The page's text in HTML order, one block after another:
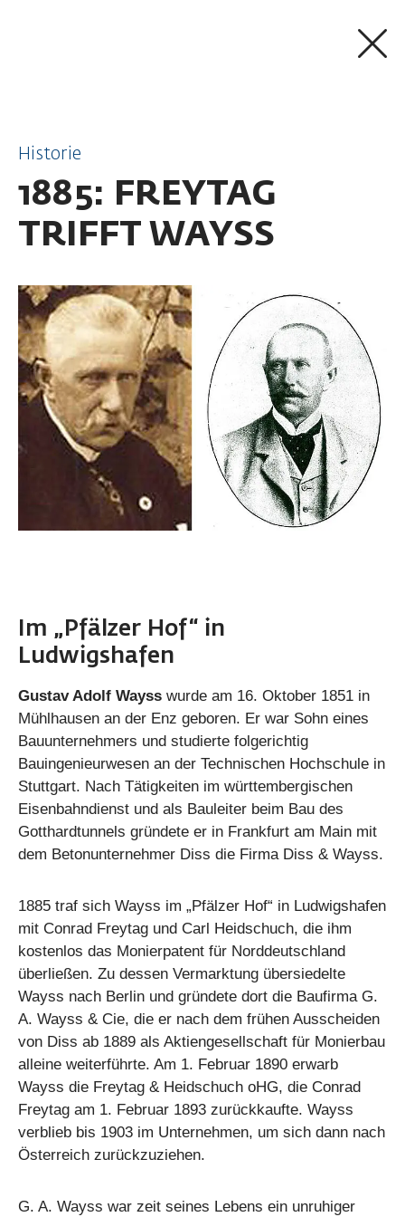
Historie
1885: FREYTAG
TRIFFT WAYSS
Im „Pfälzer Hof“ in
Ludwigshafen
Gustav Adolf Wayss wurde am 16. Oktober 1851 in
Mühlhausen an der Enz geboren. Er war Sohn eines
Bauunternehmers und studierte folgerichtig
Bauingenieurwesen an der Technischen Hochschule in
Stuttgart. Nach Tätigkeiten im württembergischen
Eisenbahndienst und als Bauleiter beim Bau des
Gotthardtunnels gründete er in Frankfurt am Main mit
dem Betonunternehmer Diss die Firma Diss & Wayss.
1885 traf sich Wayss im „Pfälzer Hof“ in Ludwigshafen
mit Conrad Freytag und Carl Heidschuch, die ihm
kostenlos das Monierpatent für Norddeutschland
überließen. Zu dessen Vermarktung übersiedelte
Wayss nach Berlin und gründete dort die Baufirma G.
A. Wayss & Cie, die er nach dem frühen Ausscheiden
von Diss ab 1889 als Aktiengesellschaft für Monierbau
alleine weiterführte. Am 1. Februar 1890 erwarb
Wayss die Freytag & Heidschuch oHG, die Conrad
Freytag am 1. Februar 1893 zurückkaufte. Wayss
verblieb bis 1903 im Unternehmen, um sich dann nach
Österreich zurückzuziehen.
G. A. Wayss war zeit seines Lebens ein unruhiger